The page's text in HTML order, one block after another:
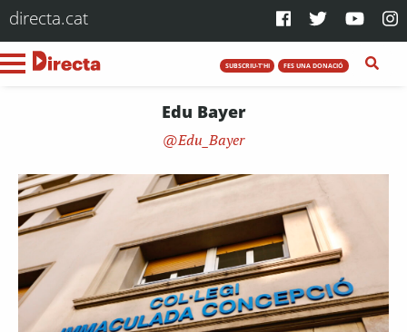
directa.cat
SUBSCRIU-T'HI FES UNA DONACIÓ
Edu Bayer
Edu_Bayer